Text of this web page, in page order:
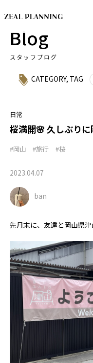
Blog
スタッフブログ
CATEGORY, TAG
日常
桜満開🌸 久しぶりに
#岡山 #旅行 #桜
2023.04.07
ban
先月末に、友達と岡山県津